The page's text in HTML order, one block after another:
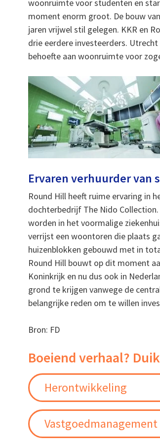
woonruimte voor studenten en
moment enorm groot. De bouw
jaren vrijwel stil gelegen. KKR en
drie eerdere investeerders.
behoefte aan woonruimte voor
Ervaren verhuurder van
Round Hill heeft ruime ervaring in
dochterbedrijf The Nido
worden in het voormalige
verrijst een woontoren die plaats
huizenblokken gebouwd met in
Round Hill bouwt op dit moment
Koninkrijk en nu dus ook in
grond te krijgen vanwege de
belangrijke reden om te willen
Bron: FD
Boeiend verhaal?
Herontwikkeling
Vastgoedmanagement